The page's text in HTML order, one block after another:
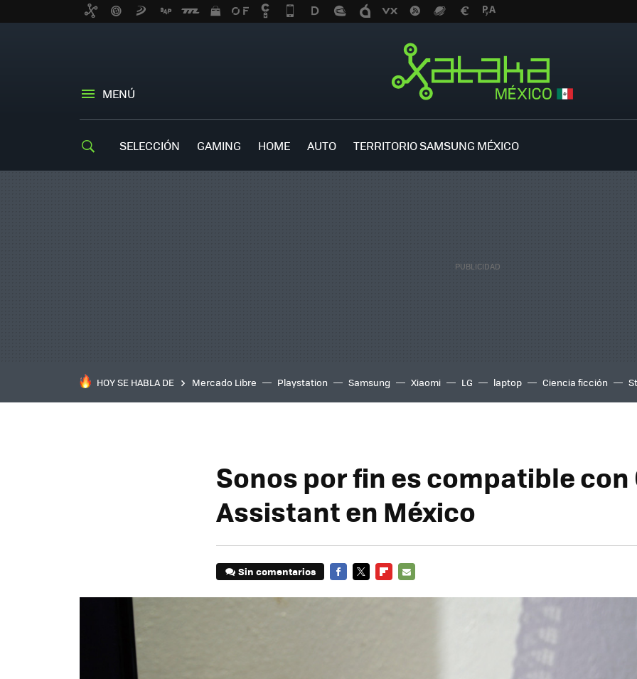
MENÚ
SELECCIÓN GAMING HOME AUTO TERRITORIO SAMSUNG MÉXICO
HOY SE HABLA DE Mercado Libre Playstation Samsung Xiaomi LG laptop Ciencia ficción
Sonos por fin es compatible con
Assistant en México
Sin comentarios